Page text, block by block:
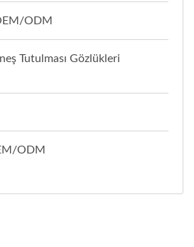
ODM
Tutulması Gözlükleri
ODM